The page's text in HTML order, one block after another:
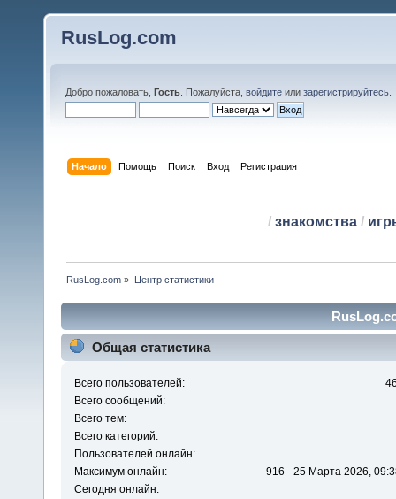
RusLog.com
Добро пожаловать, Гость . Пожалуйста, войдите или зарегистрируйтесь
Начало Помощь Поиск Вход Регистрация
/ знакомства/
RusLog.com » Центр статистики
Общая статистика
Всего пользователей:
Всего сообщений:
Всего тем:
Всего категорий:
Пользователей онлайн:
Максимум онлайн:
916 - 25 Марта 2026,
Сегодня онлайн: